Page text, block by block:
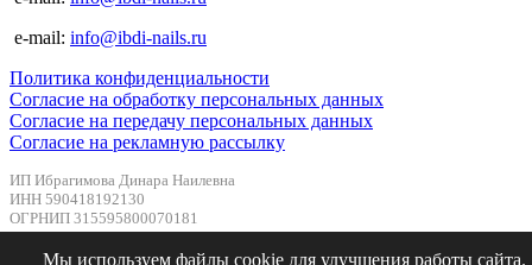
e-mail: info@ibdi-nails.ru
Политика конфиденциальности
Согласие на обработку персональных данных
Согласие на передачу персональных данных
Согласие на рекламную рассылку
ИП Ибрагимова Динара Наилевна
ИНН 590418192130
ОГРНИП 315595800070181
Мы используем файлы cookie для улучшения работы сайта.